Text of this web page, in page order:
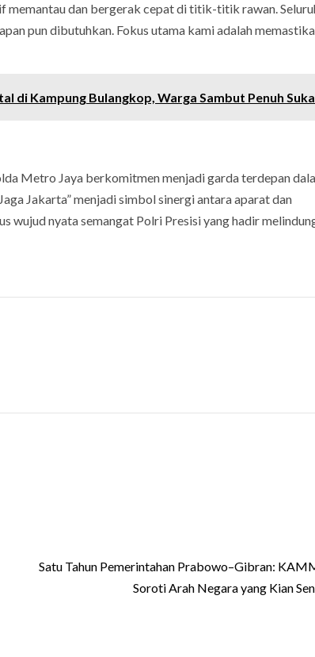
memantau dan bergerak cepat di titik-titik rawan.
pun dibutuhkan. Fokus utama kami adalah
di Kampung Bulangkop, Warga Sambut Penuh
Metro Jaya berkomitmen menjadi garda terdepan
Jakarta” menjadi simbol sinergi antara aparat dan
wujud nyata semangat Polri Presisi yang hadir
Satu Tahun Pemerintahan Prabowo–Gibran:
Soroti Arah Negara yang Kian